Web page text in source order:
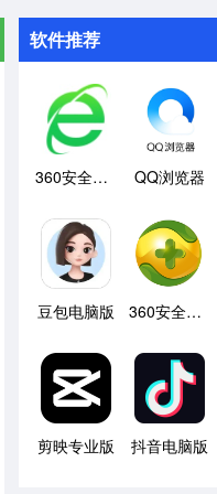
软件推荐
360安全浏览器 QQ浏览器
豆包电脑版 360安全卫士
剪映专业版 抖音电脑版